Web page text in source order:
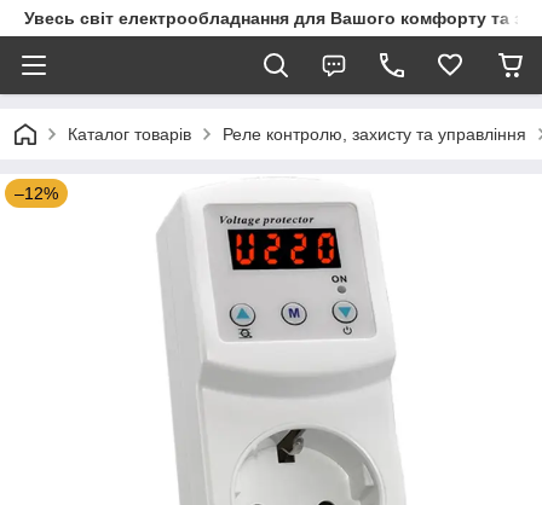
Увесь світ електрообладнання для Вашого комфорту та
Каталог товарів Реле контролю, захисту та управління
–12%